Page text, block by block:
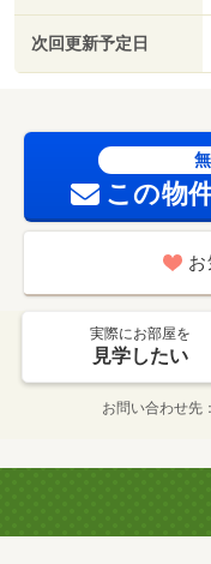
次回更新予定日
この物
実際にお部屋を
見学したい
お問い合わせ先